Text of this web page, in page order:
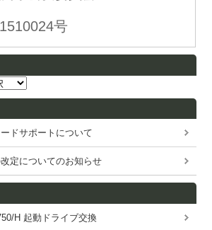
号
ドサポートについて
定についてのお知らせ
H 起動ドライブ交換